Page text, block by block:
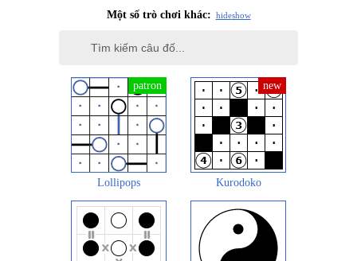
Một số trò chơi khác: hideshow
Lollipops Kurodoko